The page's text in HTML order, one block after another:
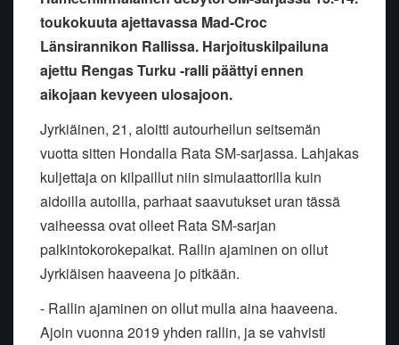
toukokuuta ajettavassa Mad-Croc
Länsirannikon Rallissa. Harjoituskilpailuna
ajettu Rengas Turku -ralli päättyi ennen
aikojaan kevyeen ulosajoon.
Jyrkiäinen, 21, aloitti autourheilun seitsemän
vuotta sitten Hondalla Rata SM-sarjassa. Lahjakas
kuljettaja on kilpaillut niin simulaattorilla kuin
aidoilla autoilla, parhaat saavutukset uran tässä
vaiheessa ovat olleet Rata SM-sarjan
palkintokorokepaikat. Rallin ajaminen on ollut
Jyrkiäisen haaveena jo pitkään.
- Rallin ajaminen on ollut mulla aina haaveena.
Ajoin vuonna 2019 yhden rallin, ja se vahvisti